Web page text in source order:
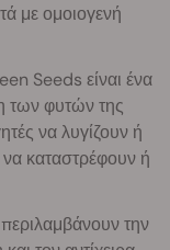
με ομοιογενή
Seeds είναι ένα
των φυτών της
να λυγίζουν ή
καταστρέφουν ή
την